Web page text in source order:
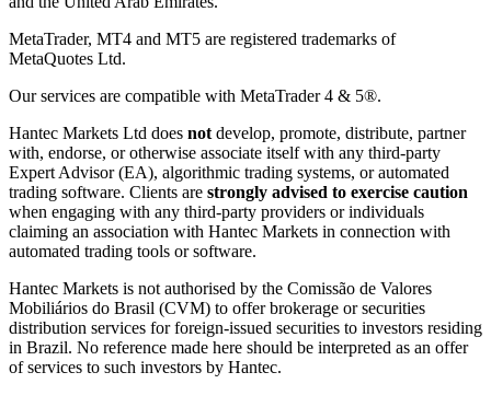
MetaTrader, MT4 and MT5 are registered trademarks of
MetaQuotes Ltd.
Our services are compatible with MetaTrader 4 & 5®.
Hantec Markets Ltd does notdevelop, promote, distribute, partner
with, endorse, or otherwise associate itself with any third-party
Expert Advisor (EA), algorithmic trading systems, or automated
trading software. Clients are strongly advised to exercise caution
when engaging with any third-party providers or individuals
claiming an association with Hantec Markets in connection with
automated trading tools or software.
Hantec Markets is not authorised by the Comissão de Valores
Mobiliários do Brasil (CVM) to offer brokerage or securities
distribution services for foreign-issued securities to investors residing
in Brazil. No reference made here should be interpreted as an offer
of services to such investors by Hantec.